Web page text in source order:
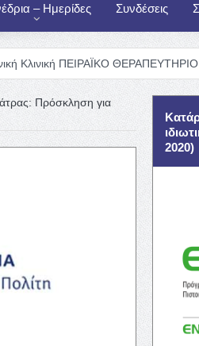
– Ημερίδες Συνδέσεις
ΘΕΡΑΠΕΥΤΗΡΙΟ Α. Ε. –
Πρόσκληση για
2020)